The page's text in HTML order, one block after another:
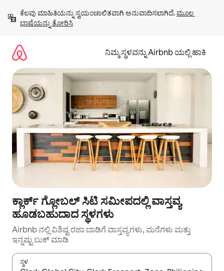
ಹೋಗಿ
ಕೆಲವು ಮಾಹಿತಿಯನ್ನು ಸ್ವಯಂಚಾಲಿತವಾಗಿ ಅನುವಾದಿಸಲಾಗಿದೆ. ಮೂಲ
ಭಾಷೆಯನ್ನು ತೋರಿಸಿ
ನಿಮ್ಮ ಸ್ಥಳವನ್ನು Airbnb ಯಲ್ಲಿ ಹಾಕಿ
ಕ್ಲಾರ್ಕ್ ಗ್ಲೋಬಲ್ ಸಿಟಿ ಸಮೀಪದಲ್ಲಿ ವಾಸ್ತವ್ಯ
ಹೂಡಬಹುದಾದ ಸ್ಥಳಗಳು
Airbnb ನಲ್ಲಿ ವಿಶಿಷ್ಟ ರಜಾ ಬಾಡಿಗೆ ವಾಸ್ತವ್ಯಗಳು, ಮನೆಗಳು ಮತ್ತು
ಇನ್ನಷ್ಟು ಬುಕ್ ಮಾಡಿ
ಸ್ಥಳ